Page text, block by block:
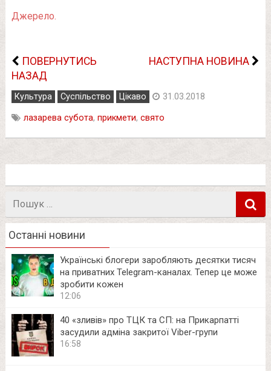
Джерело.
ПОВЕРНУТИСЬ
НАЗАД
НАСТУПНА НОВИНА
Культура Суспільство Цікаво 31.03.2018
лазарева субота, прикмети, свято
Останні новини
Українські блогери заробляють десятки тисяч
на приватних Telegram-каналах. Тепер це може
зробити кожен
12:06
40 «зливів» про ТЦК та СП: на Прикарпатті
засудили адміна закритої Viber-групи
16:58